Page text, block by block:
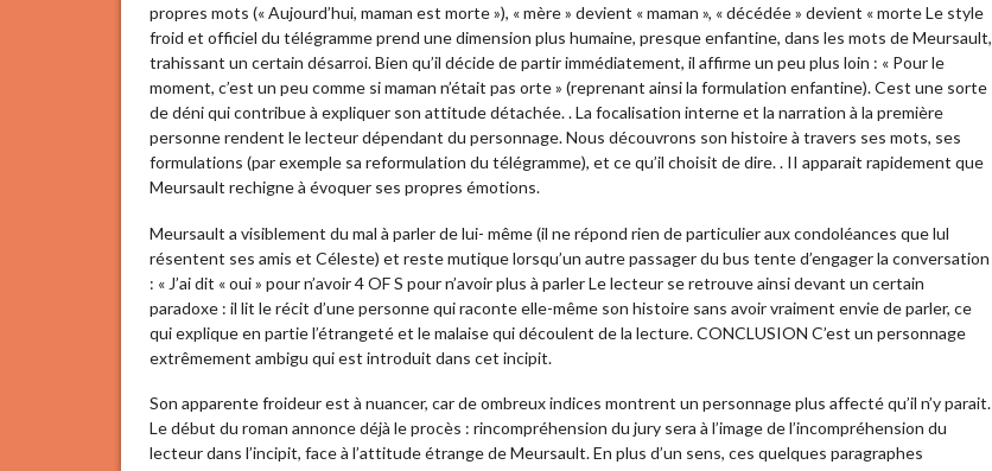
propres mots (« Aujourd’hui, maman est morte »), « mère » devient « maman », « décédée » devient « morte Le style
froid et officiel du télégramme prend une dimension plus humaine, presque enfantine, dans les mots de Meursault,
trahissant un certain désarroi. Bien qu’il décide de partir immédiatement, il affirme un peu plus loin : « Pour le
moment, c’est un peu comme si maman n’était pas orte » (reprenant ainsi la formulation enfantine). Cest une sorte
de déni qui contribue à expliquer son attitude détachée. . La focalisation interne et la narration à la première
personne rendent le lecteur dépendant du personnage. Nous découvrons son histoire à travers ses mots, ses
formulations (par exemple sa reformulation du télégramme), et ce qu’il choisit de dire. . II apparait rapidement que
Meursault rechigne à évoquer ses propres émotions.
Meursault a visiblement du mal à parler de lui- même (il ne répond rien de particulier aux condoléances que lul
résentent ses amis et Céleste) et reste mutique lorsqu’un autre passager du bus tente d’engager la conversation
: « J’ai dit « oui » pour n’avoir 4 OF S pour n’avoir plus à parler Le lecteur se retrouve ainsi devant un certain
paradoxe : il lit le récit d’une personne qui raconte elle-même son histoire sans avoir vraiment envie de parler, ce
qui explique en partie l’étrangeté et le malaise qui découlent de la lecture. CONCLUSION C’est un personnage
extrêmement ambigu qui est introduit dans cet incipit.
Son apparente froideur est à nuancer, car de ombreux indices montrent un personnage plus affecté qu’il n’y parait.
Le début du roman annonce déjà le procès : rincompréhension du jury sera à l’image de l’incompréhension du
lecteur dans l’incipit, face à l’attitude étrange de Meursault. En plus d’un sens, ces quelques paragraphes